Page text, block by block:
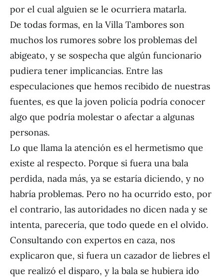
por el cual alguien se le ocurriera matarla.
De todas formas, en la Villa Tambores son
muchos los rumores sobre los problemas del
abigeato, y se sospecha que algún funcionario
pudiera tener implicancias. Entre las
especulaciones que hemos recibido de nuestras
fuentes, es que la joven policía podría conocer
algo que podría molestar o afectar a algunas
personas.
Lo que llama la atención es el hermetismo que
existe al respecto. Porque si fuera una bala
perdida, nada más, ya se estaría diciendo, y no
habría problemas. Pero no ha ocurrido esto, por
el contrario, las autoridades no dicen nada y se
intenta, parecería, que todo quede en el olvido.
Consultando con expertos en caza, nos
explicaron que, si fuera un cazador de liebres el
que realizó el disparo, y la bala se hubiera ido